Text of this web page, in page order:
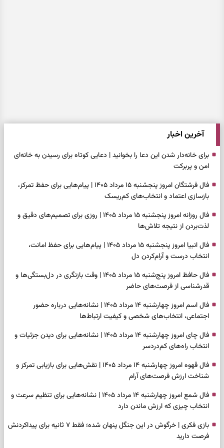
آخرین اخبار
برای خانه‌دار شدن این دعا را بخوانید | دعایی کوتاه برای رسیدن به خانه‌ای
امن و پربرکت
فال فرشتگان امروز پنجشنبه ۱۵ مرداد ۱۴۰۵ | پیام‌هایی برای حفظ تمرکز،
بازسازی اعتماد و انتخاب‌های کم‌ریسک
فال روزانه امروز پنجشنبه ۱۵ مرداد ۱۴۰۵ | روزی برای تصمیم‌های دقیق و
لذت‌بردن از نتیجه تلاش‌ها
فال انبیا امروز پنجشنبه ۱۵ مرداد ۱۴۰۵ | پیام‌هایی برای حفظ امانت،
انتخاب درست و آرام‌کردن دل
فال حافظ امروز پنج‌شنبه ۱۵ مرداد ۱۴۰۵ | وقت بازنگری در دل‌بستگی‌ها و
قدرشناسی از فرصت‌های حاضر
فال اسم امروز چهارشنبه ۱۴ مرداد ۱۴۰۵ | نشانه‌هایی درباره حضور
اجتماعی، انتخاب‌های شخصی و کیفیت ارتباط‌ها
فال چای امروز چهارشنبه ۱۴ مرداد ۱۴۰۵ | نشانه‌هایی برای دیدن جزئیات و
انتخاب راه‌های کم‌دردسر
فال قهوه امروز چهارشنبه ۱۴ مرداد ۱۴۰۵ | نقش‌هایی برای بازیابی تمرکز و
شناخت ارزش فرصت‌های آرام
فال شمع امروز چهارشنبه ۱۴ مرداد ۱۴۰۵ | نشانه‌هایی برای تنظیم سرعت و
انتخاب چیزی که ارزش ماندن دارد
بازی فکری | خرگوش در این جنگل پنهان شده؛ فقط ۷ ثانیه برای پیداکردنش
فرصت دارید